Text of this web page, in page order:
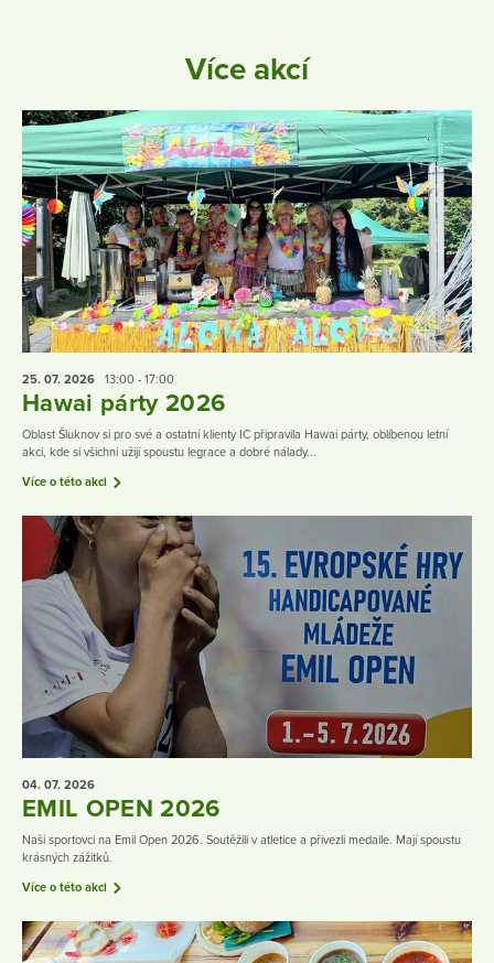
Více akcí
25. 07. 2026 13:00 - 17:00
Hawai párty 2026
Oblast Šluknov si pro své a ostatní klienty IC připravila Hawai párty, oblíbenou letní
akci, kde si všichni užijí spoustu legrace a dobré nálady...
Více o této akci
04. 07. 2026
EMIL OPEN 2026
Naši sportovci na Emil Open 2026. Soutěžili v atletice a přivezli medaile. Mají spoustu
krásných zážitků.
Více o této akci